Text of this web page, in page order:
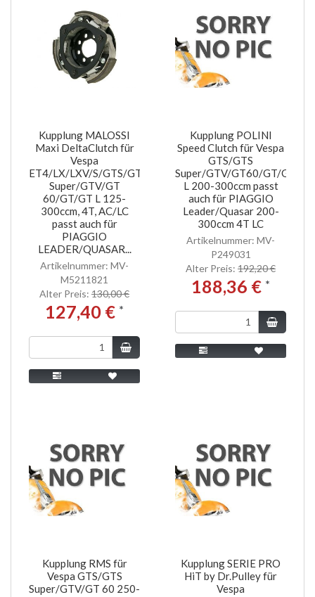
Kupplung MALOSSI
Maxi DeltaClutch für
Vespa
ET4/LX/LXV/S/GTS/GTS
Super/GTV/GT
60/GT/GT L 125-
300ccm, 4T, AC/LC
passt auch für
PIAGGIO
LEADER/QUASAR...
Artikelnummer: MV-
M5211821
Alter Preis: 130,00 €
127,40 € *
Kupplung POLINI
Speed Clutch für Vespa
GTS/GTS
Super/GTV/GT60/GT/GT
L 200-300ccm passt
auch für PIAGGIO
Leader/Quasar 200-
300ccm 4T LC
Artikelnummer: MV-
P249031
Alter Preis: 192,20 €
188,36 € *
Kupplung RMS für
Vespa GTS/GTS
Super/GTV/GT 60 250-
Kupplung SERIE PRO
HiT by Dr.Pulley für
Vespa